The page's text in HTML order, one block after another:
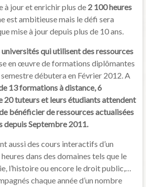
jour et enrichir plus de 2 100 heures
est ambitieuse mais le défi sera
mise à jour depuis plus de 10 ans.
universités qui utilisent des ressources
en œuvre de formations diplômantes
débutera en Février 2012. A
13 formations à distance, 6
20 tuteurs et leurs étudiants attendent
bénéficier de ressources actualisées
depuis Septembre 2011.
aussi des cours interactifs d’un
dans des domaines tels que le
l’histoire ou encore le droit public,…
chaque année d’un nombre